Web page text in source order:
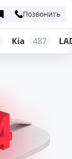
Позвонить
Kia 487